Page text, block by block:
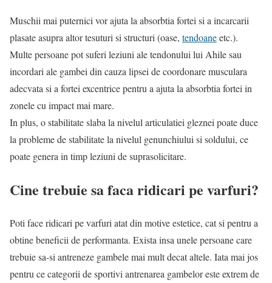
Muschii mai puternici vor ajuta la absorbtia fortei si a incarcarii
plasate asupra altor tesuturi si structuri (oase, tendoaneetc.).
Multe persoane pot suferi leziuni ale tendonului lui Ahile sau
incordari ale gambei din cauza lipsei de coordonare musculara
adecvata si a fortei excentrice pentru a ajuta la absorbtia fortei in
zonele cu impact mai mare.
In plus, o stabilitate slaba la nivelul articulatiei gleznei poate duce
la probleme de stabilitate la nivelul genunchiului si soldului, ce
poate genera in timp leziuni de suprasolicitare.
Cine trebuie sa faca ridicari pe varfuri?
Poti face ridicari pe varfuri atat din motive estetice, cat si pentru a
obtine beneficii de performanta. Exista insa unele persoane care
trebuie sa-si antreneze gambele mai mult decat altele. Iata mai jos
pentru ce categorii de sportivi antrenarea gambelor este extrem de